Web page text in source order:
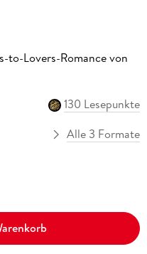
to-Lovers-Romance von
130 Lesepunkte
Alle 3 Formate